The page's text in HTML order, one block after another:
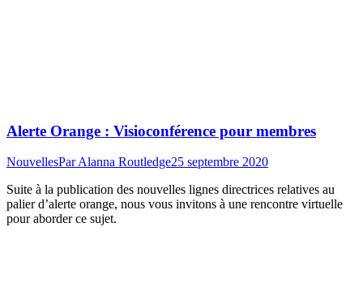
Alerte Orange : Visioconférence pour membres
NouvellesParAlanna Routledge25 septembre 2020
Suite à la publication des nouvelles lignes directrices relatives au
palier d’alerte orange, nous vous invitons à une rencontre virtuelle
pour aborder ce sujet.